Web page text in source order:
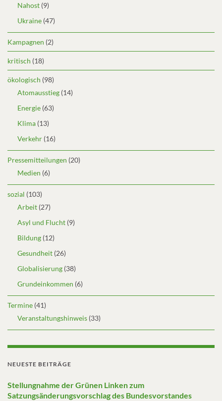
Nahost (9)
Ukraine (47)
Kampagnen (2)
kritisch (18)
ökologisch (98)
Atomausstieg (14)
Energie (63)
Klima (13)
Verkehr (16)
Pressemitteilungen (20)
Medien (6)
sozial (103)
Arbeit (27)
Asyl und Flucht (9)
Bildung (12)
Gesundheit (26)
Globalisierung (38)
Grundeinkommen (6)
Termine (41)
Veranstaltungshinweis (33)
NEUESTE BEITRÄGE
Stellungnahme der Grünen Linken zum
Satzungsänderungsvorschlag des Bundesvorstandes